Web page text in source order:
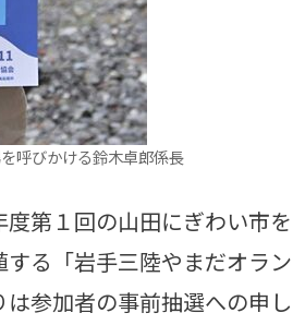
呼びかける鈴木卓郎係長
第１回の山田にぎわい市を
る「岩手三陸やまだオラン
参加者の事前抽選への申し